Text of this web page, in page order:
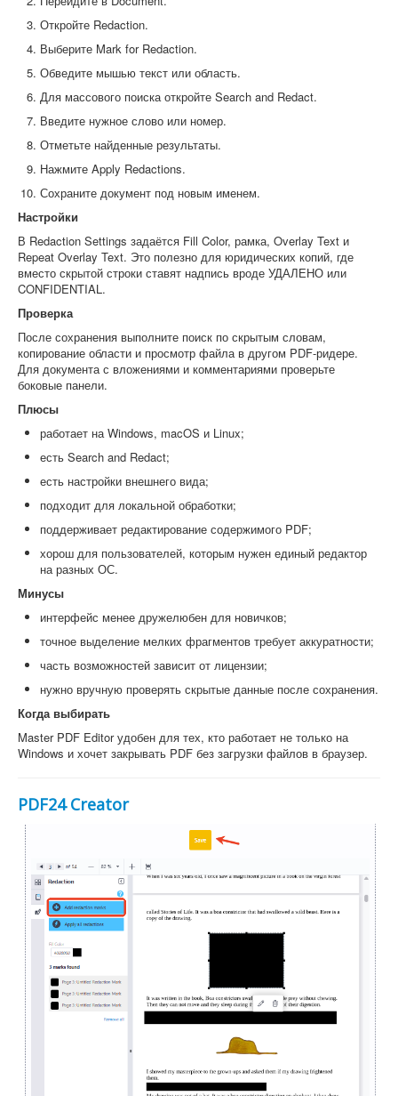
Откройте Redaction.
Выберите Mark for Redaction.
Обведите мышью текст или область.
Для массового поиска откройте Search and Redact.
Введите нужное слово или номер.
Отметьте найденные результаты.
Нажмите Apply Redactions.
Сохраните документ под новым именем.
Настройки
В Redaction Settings задаётся Fill Color, рамка, Overlay Text и
Repeat Overlay Text. Это полезно для юридических копий, где
вместо скрытой строки ставят надпись вроде УДАЛЕНО или
CONFIDENTIAL.
Проверка
После сохранения выполните поиск по скрытым словам,
копирование области и просмотр файла в другом PDF-ридере.
Для документа с вложениями и комментариями проверьте
боковые панели.
Плюсы
работает на Windows, macOS и Linux;
есть Search and Redact;
есть настройки внешнего вида;
подходит для локальной обработки;
поддерживает редактирование содержимого PDF;
хорош для пользователей, которым нужен единый редактор
на разных ОС.
Минусы
интерфейс менее дружелюбен для новичков;
точное выделение мелких фрагментов требует аккуратности;
часть возможностей зависит от лицензии;
нужно вручную проверять скрытые данные после сохранения.
Когда выбирать
Master PDF Editor удобен для тех, кто работает не только на
Windows и хочет закрывать PDF без загрузки файлов в браузер.
PDF24 Creator